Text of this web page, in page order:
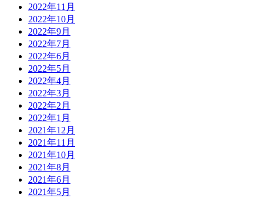
2022年11月
2022年10月
2022年9月
2022年7月
2022年6月
2022年5月
2022年4月
2022年3月
2022年2月
2022年1月
2021年12月
2021年11月
2021年10月
2021年8月
2021年6月
2021年5月